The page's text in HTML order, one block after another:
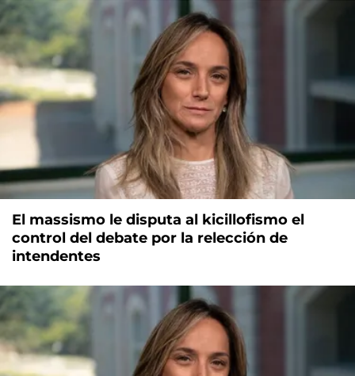
El massismo le disputa al kicillofismo el
control del debate por la relección de
intendentes